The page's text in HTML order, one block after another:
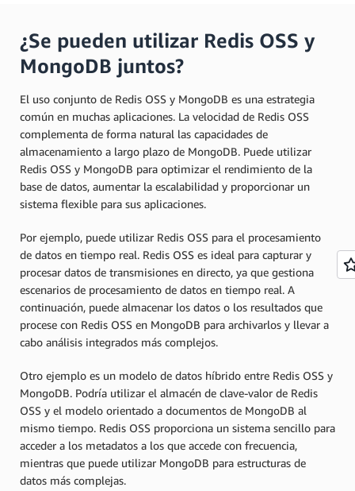
¿Se pueden utilizar Redis OSS y
MongoDB juntos?
El uso conjunto de Redis OSS y MongoDB es una estrategia
común en muchas aplicaciones. La velocidad de Redis OSS
complementa de forma natural las capacidades de
almacenamiento a largo plazo de MongoDB. Puede utilizar
Redis OSS y MongoDB para optimizar el rendimiento de la
base de datos, aumentar la escalabilidad y proporcionar un
sistema flexible para sus aplicaciones.
Por ejemplo, puede utilizar Redis OSS para el procesamiento
de datos en tiempo real. Redis OSS es ideal para capturar y
procesar datos de transmisiones en directo, ya que gestiona
escenarios de procesamiento de datos en tiempo real. A
continuación, puede almacenar los datos o los resultados que
procese con Redis OSS en MongoDB para archivarlos y llevar a
cabo análisis integrados más complejos.
Otro ejemplo es un modelo de datos híbrido entre Redis OSS y
MongoDB. Podría utilizar el almacén de clave-valor de Redis
OSS y el modelo orientado a documentos de MongoDB al
mismo tiempo. Redis OSS proporciona un sistema sencillo para
acceder a los metadatos a los que accede con frecuencia,
mientras que puede utilizar MongoDB para estructuras de
datos más complejas.